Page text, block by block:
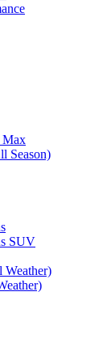
Max
Season)
SUV